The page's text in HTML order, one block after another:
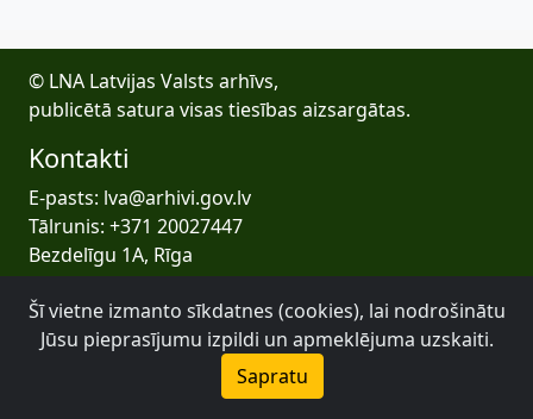
© LNA Latvijas Valsts arhīvs,
publicētā satura visas tiesības aizsargātas.
Kontakti
E-pasts: lva@arhivi.gov.lv
Tālrunis: +371 20027447
Bezdelīgu 1A, Rīga
Latvijas Valsts arhīvs
Šī vietne izmanto sīkdatnes (cookies), lai nodrošinātu
Jūsu pieprasījumu izpildi un apmeklējuma uzskaiti.
Sapratu